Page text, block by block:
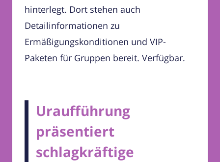
hinterlegt. Dort stehen auch
Detailinformationen zu
Ermäßigungskonditionen und VIP-
Paketen für Gruppen bereit. Verfügbar.
Uraufführung
präsentiert
schlagkräftige